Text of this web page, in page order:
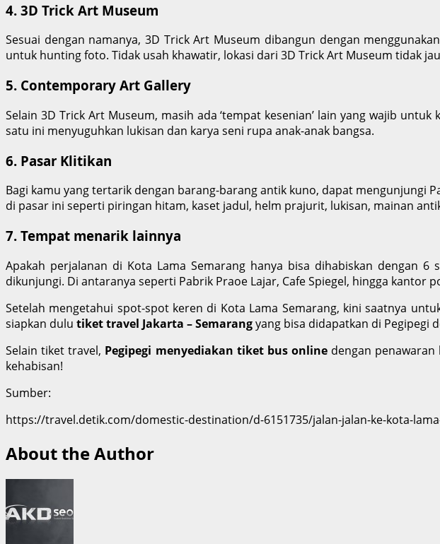
4. 3D Trick Art Museum
Sesuai dengan namanya, 3D Trick Art Museum dibangun dengan
untuk hunting foto. Tidak usah khawatir, lokasi dari 3D Trick Art Museum tidak
5. Contemporary Art Gallery
Selain 3D Trick Art Museum, masih ada ‘tempat kesenian’ lain yang wajib
satu ini menyuguhkan lukisan dan karya seni rupa anak-anak bangsa.
6. Pasar Klitikan
Bagi kamu yang tertarik dengan barang-barang antik kuno, dapat mengunjungi
di pasar ini seperti piringan hitam, kaset jadul, helm prajurit, lukisan, mainan
7. Tempat menarik lainnya
Apakah perjalanan di Kota Lama Semarang hanya bisa dihabiskan dengan
dikunjungi. Di antaranya seperti Pabrik Praoe Lajar, Cafe Spiegel, hingga kantor
Setelah mengetahui spot-spot keren di Kota Lama Semarang, kini saatnya
siapkan dulu tiket travel Jakarta – Semarangyang bisa didapatkan di Pegipegi
Selain tiket travel, Pegipegi menyediakan tiket bus onlinedengan penawaran
kehabisan!
Sumber:
https://travel.detik.com/domestic-destination/d-6151735/jalan-jalan-ke-kota-
About the Author